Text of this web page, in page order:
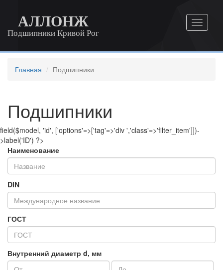
АЛЛОНЖ
Подшипники Кривой Рог
Главная Подшипники
Подшипники
field($model, 'id', ['options'=>['tag'=>'div ','class'=>'filter_item']])-
>label('ID') ?>
Наименование
DIN
ГОСТ
Внутренний диаметр d, мм